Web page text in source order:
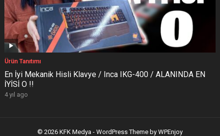
Ürün Tanıtımı
En İyi Mekanik Hisli Klavye / Inca IKG-400 / ALANINDA EN
İYİSİ O !!
4 yıl ago
© 2026 KFK Medya - WordPress Theme by WPEnjoy